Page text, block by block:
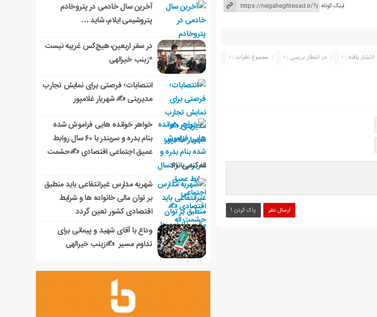
لینک کوتاه
مجموع نظرات : 0 در انتظار بررسی : 0 انتشار یافته : ۰
ارسال نظر پاک کردن !
آخرین سال خادمی در پتروخادم
پتروشیمی ایلام، شاید …
در سفر اربعین، هیچ‌کس غریبه نیست
*زینب خیرالهی
انتصابات؛ فرصتی برای نمایش تجارب
مدیریتی ✍ شهریار غلامپور
خواهر خوانده هایی فراموش شده
بنام بدره و سربندر با ۶۰ سال روابط
عمیق اجتماعی اقتصادی ✍حشمت
اله کرمی نژاد
شهریه مدارس غیرانتفاعی باید منطبق
بر توان مالی خانواده ها و شرایط
اقتصادی کشور تعین گردد
وداع با آقای شهید و پیمانی برای
تداوم مسیر ✍زینب خیرالهی